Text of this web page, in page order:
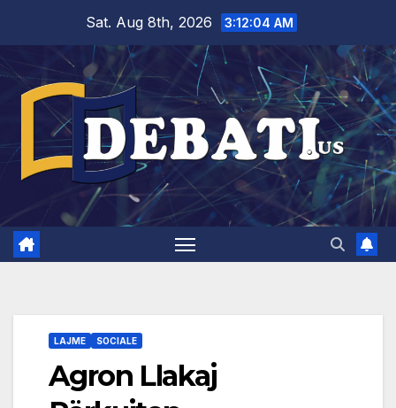
content
Sat. Aug 8th, 2026 3:12:05 AM
LAJME SOCIALE
Agron Llakaj